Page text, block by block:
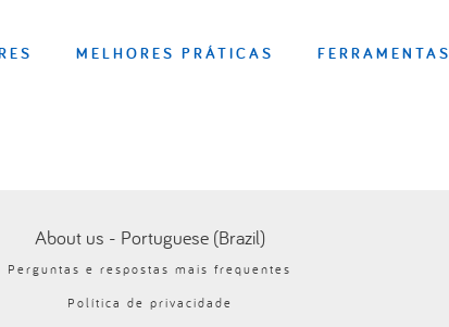
MELHORES PRÁTICAS FERRAMENTAS
About us - Portuguese (Brazil)
Perguntas e respostas mais frequentes
Política de privacidade